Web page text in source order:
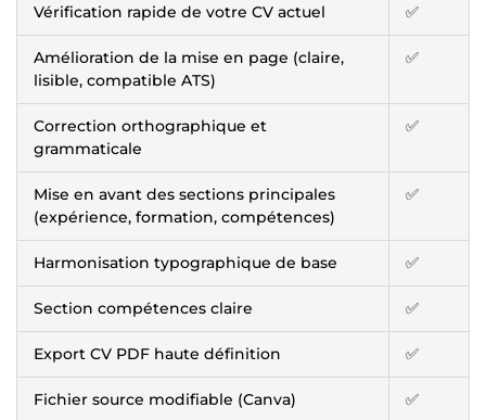
Vérification rapide de votre CV actuel ✅
Amélioration de la mise en page (claire,
lisible, compatible ATS)
✅
Correction orthographique et
grammaticale
✅
Mise en avant des sections principales
(expérience, formation, compétences)
✅
Harmonisation typographique de base ✅
Section compétences claire ✅
Export CV PDF haute définition ✅
Fichier source modifiable (Canva) ✅